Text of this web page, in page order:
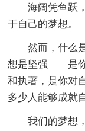
海阔凭鱼跃
于自己的梦想。
然而，什么
想是坚强——是
和执著，是你对
多少人能够成就
我们的梦想